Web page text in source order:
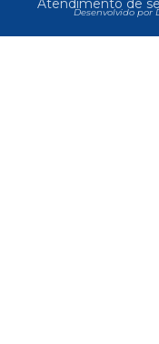
Atendimento de
Desenvolvido por